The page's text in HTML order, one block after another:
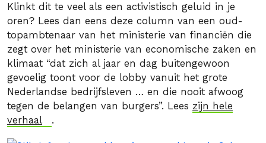
Klinkt dit te veel als een activistisch geluid in je
oren? Lees dan eens deze column van een oud-
topambtenaar van het ministerie van financiën die
zegt over het ministerie van economische zaken en
klimaat “dat zich al jaar en dag buitengewoon
gevoelig toont voor de lobby vanuit het grote
Nederlandse bedrijfsleven … en die nooit afwoog
tegen de belangen van burgers”. Lees zijn hele
verhaal
.